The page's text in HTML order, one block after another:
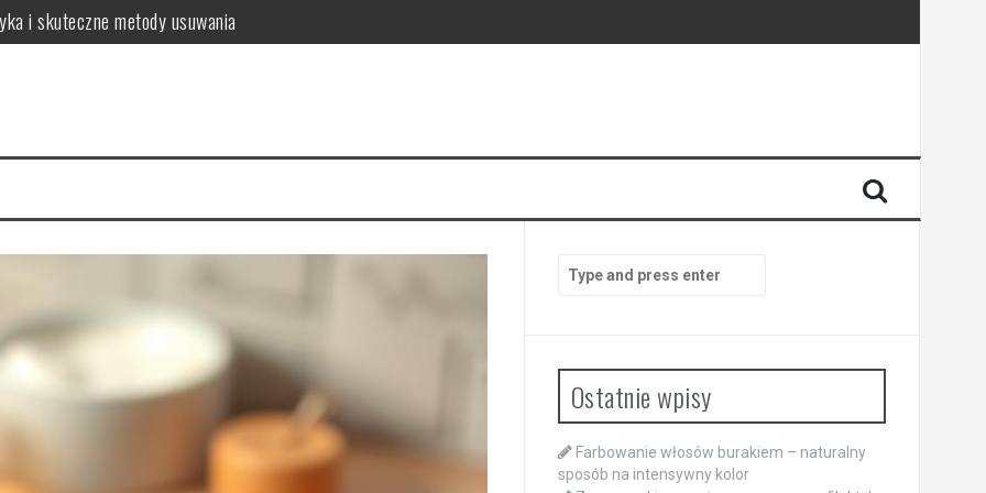
i skuteczne metody usuwania
włosów?
najczęstsze problemy
dla zdrowia
for:
Ostatnie wpisy
Farbowanie włosów burakiem – naturalny
sposób na intensywny kolor